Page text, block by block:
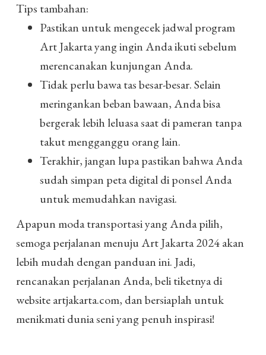
Tips tambahan:
Pastikan untuk mengecek jadwal program
Art Jakarta yang ingin Anda ikuti sebelum
merencanakan kunjungan Anda.
Tidak perlu bawa tas besar-besar. Selain
meringankan beban bawaan, Anda bisa
bergerak lebih leluasa saat di pameran tanpa
takut mengganggu orang lain.
Terakhir, jangan lupa pastikan bahwa Anda
sudah simpan peta digital di ponsel Anda
untuk memudahkan navigasi.
Apapun moda transportasi yang Anda pilih,
semoga perjalanan menuju Art Jakarta 2024 akan
lebih mudah dengan panduan ini. Jadi,
rencanakan perjalanan Anda, beli tiketnya di
website artjakarta.com, dan bersiaplah untuk
menikmati dunia seni yang penuh inspirasi!